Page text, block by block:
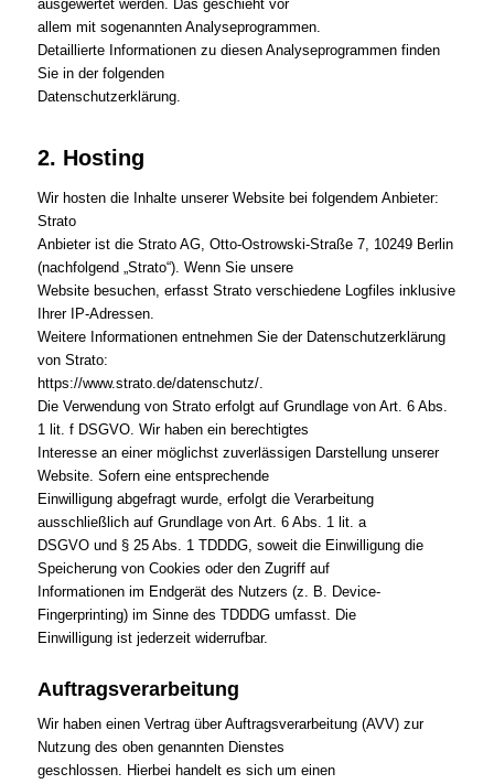
ausgewertet werden. Das geschieht vor
allem mit sogenannten Analyseprogrammen.
Detaillierte Informationen zu diesen Analyseprogrammen finden
Sie in der folgenden
Datenschutzerklärung.
2. Hosting
Wir hosten die Inhalte unserer Website bei folgendem Anbieter:
Strato
Anbieter ist die Strato AG, Otto-Ostrowski-Straße 7, 10249 Berlin
(nachfolgend „Strato“). Wenn Sie unsere
Website besuchen, erfasst Strato verschiedene Logfiles inklusive
Ihrer IP-Adressen.
Weitere Informationen entnehmen Sie der Datenschutzerklärung
von Strato:
https://www.strato.de/datenschutz/.
Die Verwendung von Strato erfolgt auf Grundlage von Art. 6 Abs.
1 lit. f DSGVO. Wir haben ein berechtigtes
Interesse an einer möglichst zuverlässigen Darstellung unserer
Website. Sofern eine entsprechende
Einwilligung abgefragt wurde, erfolgt die Verarbeitung
ausschließlich auf Grundlage von Art. 6 Abs. 1 lit. a
DSGVO und § 25 Abs. 1 TDDDG, soweit die Einwilligung die
Speicherung von Cookies oder den Zugriff auf
Informationen im Endgerät des Nutzers (z. B. Device-
Fingerprinting) im Sinne des TDDDG umfasst. Die
Einwilligung ist jederzeit widerrufbar.
Auftragsverarbeitung
Wir haben einen Vertrag über Auftragsverarbeitung (AVV) zur
Nutzung des oben genannten Dienstes
geschlossen. Hierbei handelt es sich um einen